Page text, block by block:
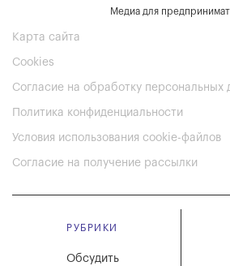
Медиа для
Карта сайта
Cookies
Согласие на обработку персональных
Политика конфиденциальности
Условия использования cookie-файлов
Согласие на получение рассылки
РУБРИКИ
Обсудить